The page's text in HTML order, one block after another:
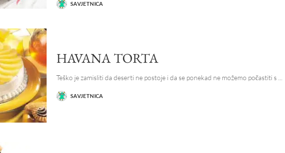
POSTED
BY
SAVJETNICA
HAVANA TORTA
Teško je zamisliti da deserti ne postoje i da se ponekad ne možemo počastiti s
POSTED
BY
SAVJETNICA